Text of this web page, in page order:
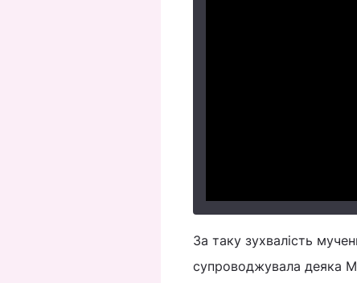
За таку зухвалість
супроводжувала деяка